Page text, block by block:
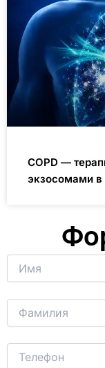
COPD —
экзосомами в